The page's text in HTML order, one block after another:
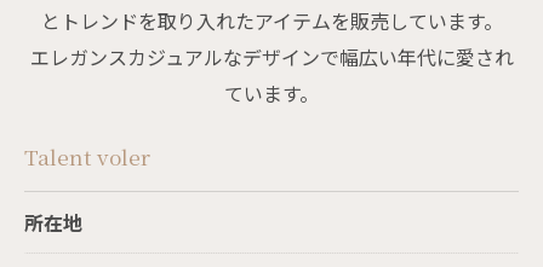
とトレンドを取り入れたアイテムを販売しています。
エレガンスカジュアルなデザインで幅広い年代に愛され
ています。
Talent voler
所在地